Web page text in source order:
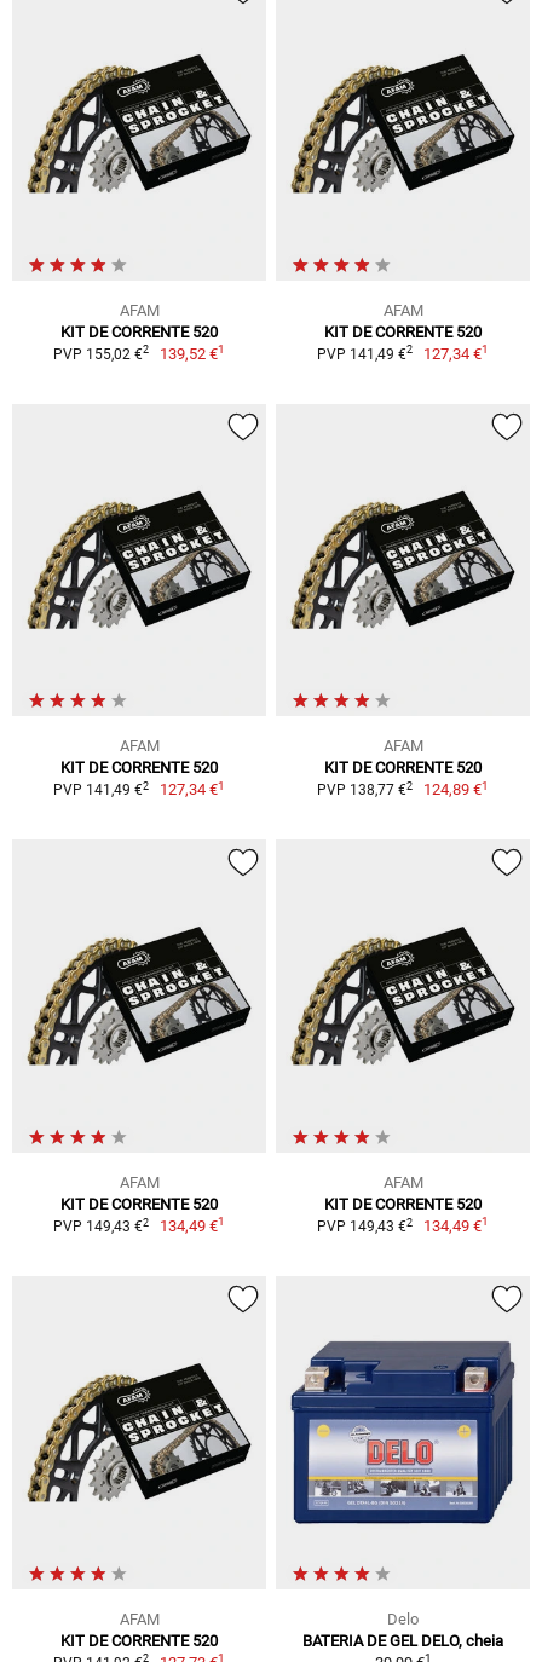
AFAM
KIT DE CORRENTE 520
PVP 155,02 €2 139,52 €1
AFAM
KIT DE CORRENTE 520
PVP 141,49 €2 127,34 €1
AFAM
KIT DE CORRENTE 520
PVP 141,49 €2 127,34 €1
AFAM
KIT DE CORRENTE 520
PVP 138,77 €2 124,89 €1
AFAM
KIT DE CORRENTE 520
PVP 149,43 €2 134,49 €1
AFAM
KIT DE CORRENTE 520
PVP 149,43 €2 134,49 €1
AFAM
KIT DE CORRENTE 520
2 1
Delo
BATERIA DE GEL DELO, cheia
1